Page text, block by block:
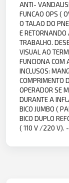
ANTI-
FUNCAO OPS (
O TALAO DO
E
TRABALHO.
VISUAL AO
FUNCIONA COM
INCLUSOS:
COMPRIMENTO
OPERADOR SE
DURANTE A
BICO JUMBO (
BICO DUPLO
( 110 V /220 V).